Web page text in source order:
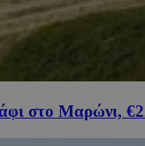
στο Μαρώνι,